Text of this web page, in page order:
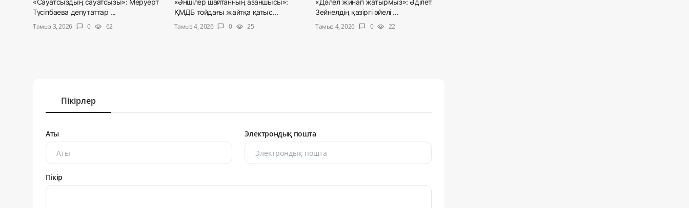
«Сауатсыздың сауатсызы»: Меруерт
Түсіпбаева депутаттар ...
Тамыз 3, 2026
chat_bubble 0 visibility 62
«Әншілер шайтанның азаншысы»:
ҚМДБ тойдағы жайтқа қатыс...
Тамыз 4, 2026
chat_bubble 0 visibility 25
«Дәлел жинап жатырмыз»: Әділет
Зейнелдің қазіргі әйелі ...
Тамыз 4, 2026
chat_bubble 0 visibility 22
Пікірлер
Аты Электрондық пошта
Пікір